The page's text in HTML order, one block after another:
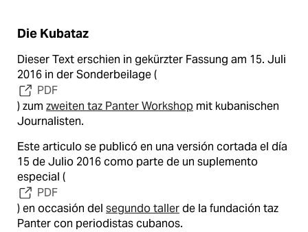
Die Kubataz
Dieser Text erschien in gekürzter Fassung am 15. Juli
2016 in der Sonderbeilage (
PDF
) zum zweiten taz Panter Workshop mit kubanischen
Journalisten.
Este articulo se publicó en una versión cortada el día
15 de Julio 2016 como parte de un suplemento
especial (
PDF
) en occasión del segundo tallerde la fundación taz
Panter con periodistas cubanos.